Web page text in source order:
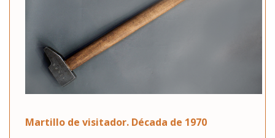
Martillo de visitador. Década de 1970